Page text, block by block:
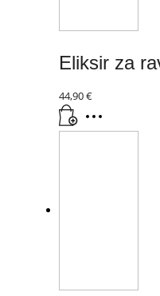
Eliksir za
44,90€